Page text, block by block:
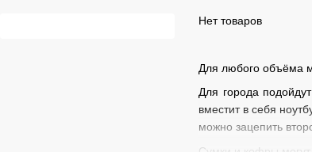
Для любого объёма
Для города
вместит в себя
можно зацепить
Нет товаров